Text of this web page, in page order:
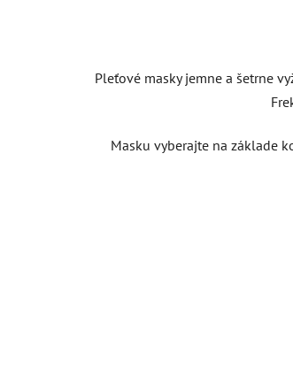
Pleťové masky jemne a šetrne
Masku vyberajte na základe